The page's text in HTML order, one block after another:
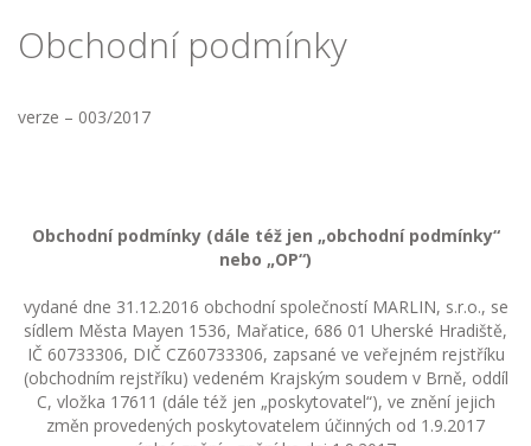
Obchodní podmínky
verze – 003/2017
Obchodní podmínky (dále též jen „obchodní podmínky“
nebo „OP“)
vydané dne 31.12.2016 obchodní společností MARLIN, s.r.o., se
sídlem Města Mayen 1536, Mařatice, 686 01 Uherské Hradiště,
IČ 60733306, DIČ CZ60733306, zapsané ve veřejném rejstříku
(obchodním rejstříku) vedeném Krajským soudem v Brně, oddíl
C, vložka 17611 (dále též jen „poskytovatel“), ve znění jejich
změn provedených poskytovatelem účinných od 1.9.2017